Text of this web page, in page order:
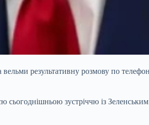
результативну розмову по
зустріччю із Зеленським